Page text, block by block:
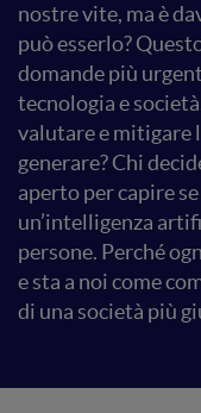
nostre vite, ma è
può esserlo?
domande più
tecnologia e
valutare e mitigare
generare? Chi
aperto per capire
un’intelligenza
persone. Perché
e sta a noi come
di una società più